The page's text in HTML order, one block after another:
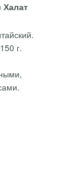
г.